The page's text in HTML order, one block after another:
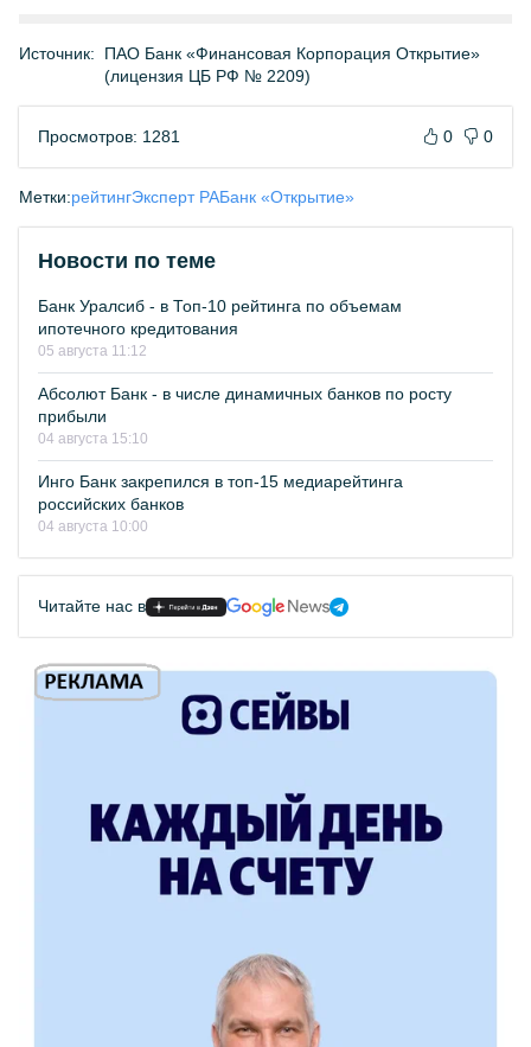
Источник:
ПАО Банк «Финансовая Корпорация Открытие»
(лицензия ЦБ РФ № 2209)
Просмотров: 1281 0 0
Метки:рейтингЭксперт РАБанк «Открытие»
Новости по теме
Банк Уралсиб - в Топ-10 рейтинга по объемам
ипотечного кредитования
05 августа 11:12
Абсолют Банк - в числе динамичных банков по росту
прибыли
04 августа 15:10
Инго Банк закрепился в топ-15 медиарейтинга
российских банков
04 августа 10:00
Читайте нас в